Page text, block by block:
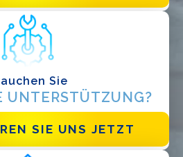
Sie
UNTERSTÜTZUNG?
SIE UNS JETZT
gelesen und akzeptiere